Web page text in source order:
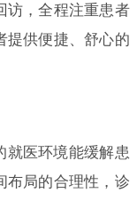
访，全程注重患者
提供便捷、舒心的
就医环境能缓解患
布局的合理性，诊